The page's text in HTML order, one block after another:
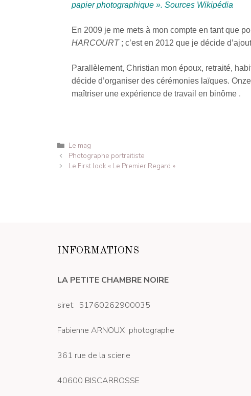
papier photographique ». Sources Wikipédia
En 2009 je me mets à mon compte en tant que
HARCOURT; c’est en 2012 que je décide
Parallèlement, Christian mon époux, retraité,
décide d’organiser des cérémonies laïques.
maîtriser une expérience de travail en binôme .
Le mag
Photographe portraitiste
Le First look « Le Premier Regard »
INFORMATIONS
LA PETITE CHAMBRE NOIRE
siret: 51760262900035
Fabienne ARNOUX photographe
361 rue de la scierie
40600 BISCARROSSE